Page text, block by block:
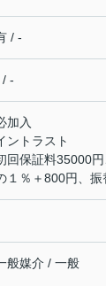
/ -
/ -
加入
ントラスト
回保証料35000
１％＋800円、振
般媒介 / 一般